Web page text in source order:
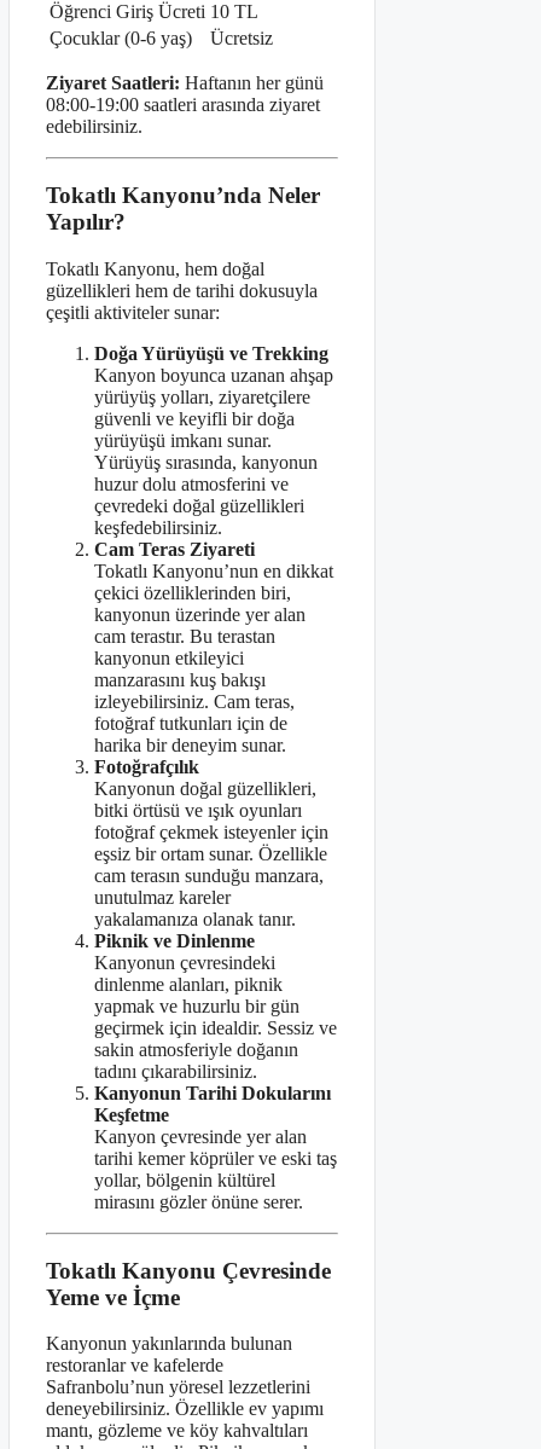
Öğrenci Giriş Ücreti 10 TL
Çocuklar (0-6 yaş)
Ücretsiz
Ziyaret Saatleri: Haftanın her günü
08:00-19:00 saatleri arasında ziyaret
edebilirsiniz.
Tokatlı Kanyonu’nda Neler
Yapılır?
Tokatlı Kanyonu, hem doğal
güzellikleri hem de tarihi dokusuyla
çeşitli aktiviteler sunar:
Doğa Yürüyüşü ve Trekking
Kanyon boyunca uzanan ahşap
yürüyüş yolları, ziyaretçilere
güvenli ve keyifli bir doğa
yürüyüşü imkanı sunar.
Yürüyüş sırasında, kanyonun
huzur dolu atmosferini ve
çevredeki doğal güzellikleri
keşfedebilirsiniz.
Cam Teras Ziyareti
Tokatlı Kanyonu’nun en dikkat
çekici özelliklerinden biri,
kanyonun üzerinde yer alan
cam terastır. Bu terastan
kanyonun etkileyici
manzarasını kuş bakışı
izleyebilirsiniz. Cam teras,
fotoğraf tutkunları için de
harika bir deneyim sunar.
Fotoğrafçılık
Kanyonun doğal güzellikleri,
bitki örtüsü ve ışık oyunları
fotoğraf çekmek isteyenler için
eşsiz bir ortam sunar. Özellikle
cam terasın sunduğu manzara,
unutulmaz kareler
yakalamanıza olanak tanır.
Piknik ve Dinlenme
Kanyonun çevresindeki
dinlenme alanları, piknik
yapmak ve huzurlu bir gün
geçirmek için idealdir. Sessiz ve
sakin atmosferiyle doğanın
tadını çıkarabilirsiniz.
Kanyonun Tarihi Dokularını
Keşfetme
Kanyon çevresinde yer alan
tarihi kemer köprüler ve eski taş
yollar, bölgenin kültürel
mirasını gözler önüne serer.
Tokatlı Kanyonu Çevresinde
Yeme ve İçme
Kanyonun yakınlarında bulunan
restoranlar ve kafelerde
Safranbolu’nun yöresel lezzetlerini
deneyebilirsiniz. Özellikle ev yapımı
mantı, gözleme ve köy kahvaltıları